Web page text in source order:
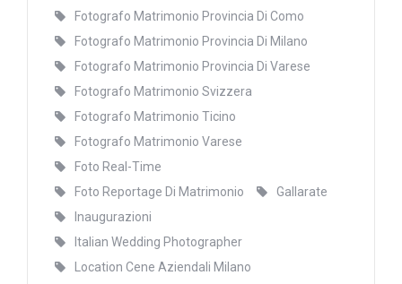
Fotografo Matrimonio Provincia Di Como
Fotografo Matrimonio Provincia Di Milano
Fotografo Matrimonio Provincia Di Varese
Fotografo Matrimonio Svizzera
Fotografo Matrimonio Ticino
Fotografo Matrimonio Varese
Foto Real-Time
Foto Reportage Di Matrimonio
Gallarate
Inaugurazioni
Italian Wedding Photographer
Location Cene Aziendali Milano